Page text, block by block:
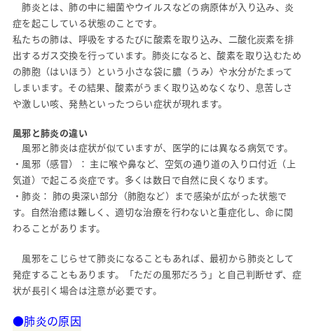
肺炎とは、肺の中に細菌やウイルスなどの病原体が入り込み、炎
症を起こしている状態のことです。
私たちの肺は、呼吸をするたびに酸素を取り込み、二酸化炭素を排
出するガス交換を行っています。肺炎になると、酸素を取り込むため
の肺胞（はいほう）という小さな袋に膿（うみ）や水分がたまって
しまいます。その結果、酸素がうまく取り込めなくなり、息苦しさ
や激しい咳、発熱といったつらい症状が現れます。
風邪と肺炎の違い
風邪と肺炎は症状が似ていますが、医学的には異なる病気です。
・風邪（感冒）： 主に喉や鼻など、空気の通り道の入り口付近（上
気道）で起こる炎症です。多くは数日で自然に良くなります。
・肺炎： 肺の奥深い部分（肺胞など）まで感染が広がった状態で
す。自然治癒は難しく、適切な治療を行わないと重症化し、命に関
わることがあります。
風邪をこじらせて肺炎になることもあれば、最初から肺炎として
発症することもあります。「ただの風邪だろう」と自己判断せず、症
状が長引く場合は注意が必要です。
●肺炎の原因